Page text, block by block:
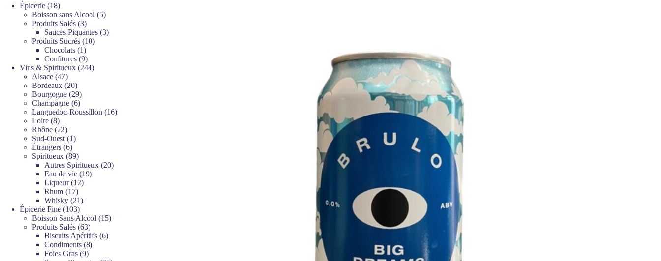
Épicerie 1818
produits
Boisson sans Alcool 55
Produits Salés 33
produits
Sauces Piquantes 33
Produits Sucrés 1010
Chocolats 11
produit
Confitures 99
produits
Vins & Spiritueux 244244
Alsace 4747
produits
Bordeaux 2020
produits
Bourgogne 2929
produits
Champagne 66
produits
Languedoc-Roussillon 1616
Loire 88
produits
Rhône 2222
produits
Sud-Ouest 11
Étrangers 66
produits
Spiritueux 8989
produits
Autres Spiritueux 2020
Eau de vie 1919
Liqueur 1212
Rhum 1717
produits
Whisky 2121
Épicerie Fine 103103
produits
Boisson Sans Alcool 1515
Produits Salés 6363
produits
Biscuits Apéritifs 66
Condiments 88
Foies Gras 99